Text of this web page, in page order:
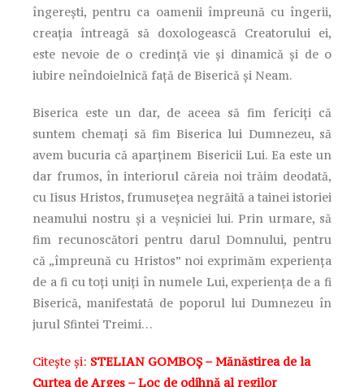
îngereşti, pentru ca oamenii împreună cu îngerii,
creaţia întreagă să doxologească Creatorului ei,
este nevoie de o credinţă vie şi dinamică şi de o
iubire neîndoielnică faţă de Biserică şi Neam.
Biserica este un dar, de aceea să fim fericiţi că
suntem chemaţi să fim Biserica lui Dumnezeu, să
avem bucuria că aparţinem Bisericii Lui. Ea este un
dar frumos, în interiorul căreia noi trăim deodată,
cu Iisus Hristos, frumuseţea negrăită a tainei istoriei
neamului nostru şi a veşniciei lui. Prin urmare, să
fim recunoscători pentru darul Domnului, pentru
că „împreună cu Hristos” noi exprimăm experienţa
de a fi cu toţi uniţi în numele Lui, experienţa de a fi
Biserică, manifestată de poporul lui Dumnezeu în
jurul Sfintei Treimi…
Citește și: STELIAN GOMBOȘ – Mănăstirea de la
Curtea de Argeş – Loc de odihnă al regilor